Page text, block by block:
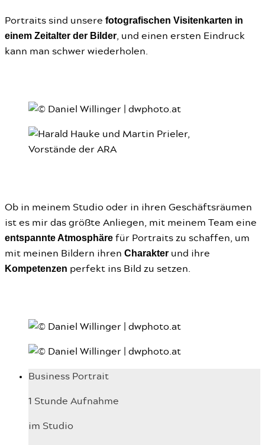
Portraits sind unsere fotografischen Visitenkarten in
einem Zeitalter der Bilder , und einen ersten Eindruck
kann man schwer wiederholen.
Ob in meinem Studio oder in ihren Geschäftsräumen
ist es mir das größte Anliegen, mit meinem Team eine
entspannte Atmosphäre für Portraits zu schaffen, um
mit meinen Bildern ihren Charakter und ihre
Kompetenzen perfekt ins Bild zu setzen.
Business Portrait
1 Stunde Aufnahme
im Studio